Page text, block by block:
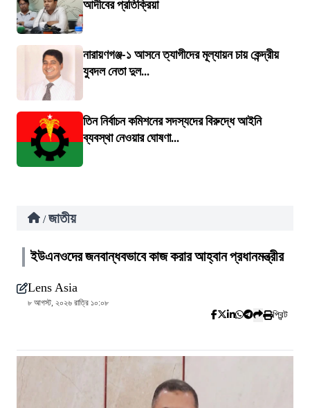
আদীবের প্রতিক্রিয়া
নারায়ণগঞ্জ-১ আসনে ত্যাগীদের মূল্যায়ন চায় কেন্দ্রীয়
যুবদল নেতা দুল...
তিন নির্বাচন কমিশনের সদস্যদের বিরুদ্ধে আইনি
ব্যবস্থা নেওয়ার ঘোষণা...
/ জাতীয়
ইউএনওদের জনবান্ধবভাবে কাজ করার আহ্বান প্রধানমন্ত্রীর
Lens Asia
৮ আগস্ট, ২০২৬ রাত্রি ১০:০৮
প্রিন্ট